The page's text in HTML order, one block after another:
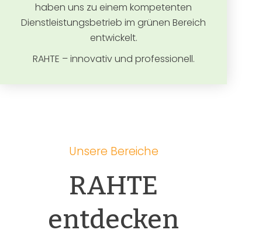
haben uns zu einem kompetenten
Dienstleistungsbetrieb im grünen Bereich
entwickelt.
RAHTE – innovativ und professionell.
Unsere Bereiche
RAHTE
entdecken